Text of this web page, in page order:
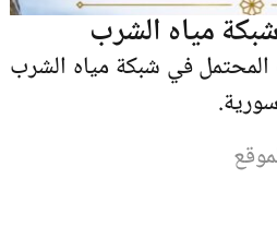
مياه الشرب
المحتمل في شبكة مياه الشرب